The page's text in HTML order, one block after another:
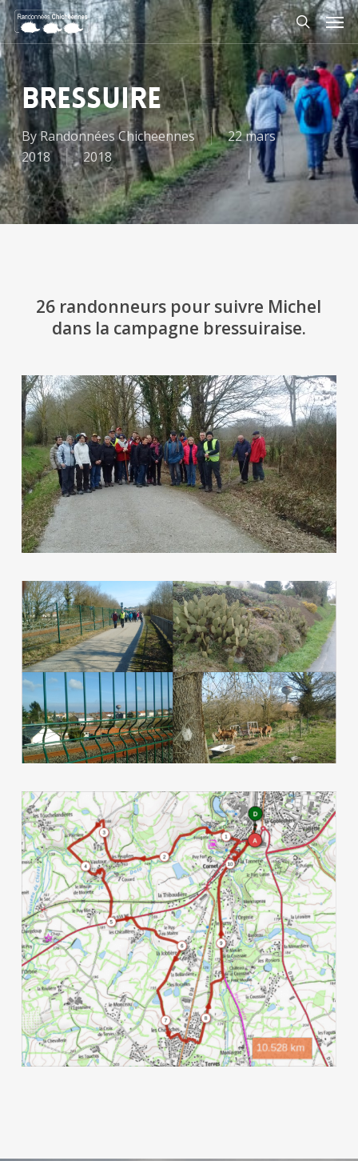
Skip
to
main
content
search
BRESSUIRE
ByRandonnées Chicheennes
22 mars
2018
2018
26 randonneurs pour suivre Michel
dans la campagne bressuiraise.